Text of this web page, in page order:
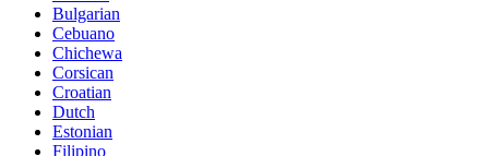
Bulgarian
Cebuano
Chichewa
Corsican
Croatian
Dutch
Estonian
Filipino